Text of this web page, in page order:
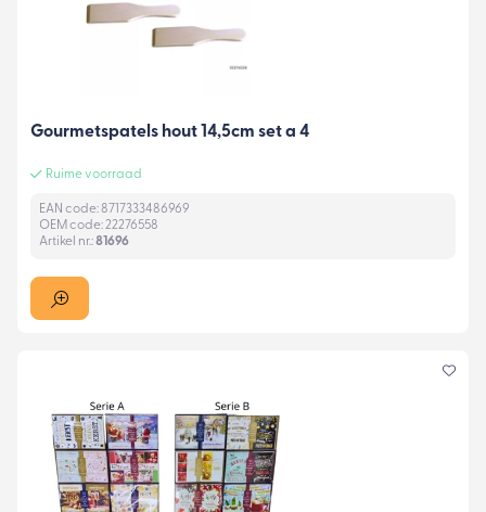
Gourmetspatels hout 14,5cm set a 4
Ruime voorraad
EAN code: 8717333486969
OEM code: 22276558
Artikel nr.:81696